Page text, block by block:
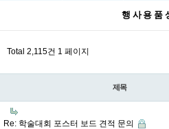
행사용품
Total 2,115건 1 페이지
제목
Re: 학술대회 포스터 보드 견적 문의